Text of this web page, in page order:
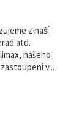
z naší
atd.
našeho
v...